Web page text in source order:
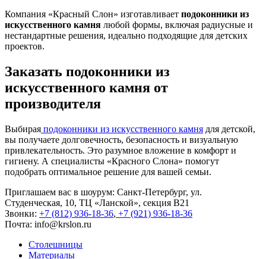
Компания «Красный Слон» изготавливает подоконники из
искусственного камня любой формы, включая радиусные и
нестандартные решения, идеально подходящие для детских
проектов.
Заказать подоконники из
искусственного камня от
производителя
Выбирая подоконники из искусственного камня для детской,
вы получаете долговечность, безопасность и визуальную
привлекательность. Это разумное вложение в комфорт и
гигиену. А специалисты «Красного Слона» помогут
подобрать оптимальное решение для вашей семьи.
Приглашаем вас в шоурум: Санкт-Петербург, ул.
Студенческая, 10, ТЦ «Ланской», секция В21
Звонки: +7 (812) 936-18-36, +7 (921) 936-18-36
Почта: info@krslon.ru
Столешницы
Материалы